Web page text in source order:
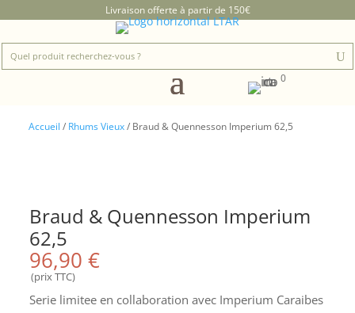
Livraison offerte à partir de 150€
0
Accueil / Rhums Vieux/ Braud & Quennesson Imperium 62,5
Braud & Quennesson Imperium
62,5
96,90 €
(prix TTC)
Serie limitee en collaboration avec Imperium Caraibes